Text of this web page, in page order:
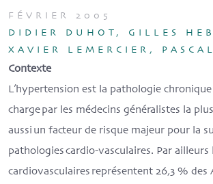
FÉVRIER 2005
DIDIER DUHOT, GILLES
XAVIER LEMERCIER,
Contexte
L’hypertension est la pathologie
charge par les médecins généralistes la
aussi un facteur de risque majeur pour la
pathologies cardio-vasculaires. Par ailleurs
cardiovasculaires représentent 26,3 % des